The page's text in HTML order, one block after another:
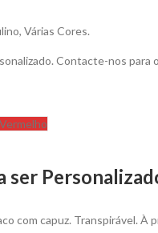
Várias Cores.
Contacte-nos para
Vermelho
ser
com capuz. Transpirável. À